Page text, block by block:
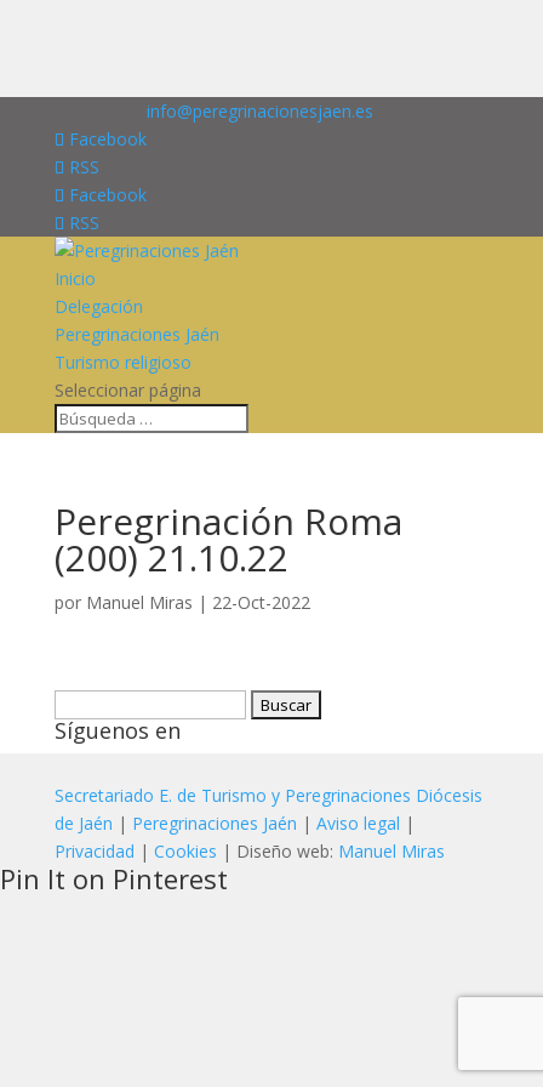
info@peregrinacionesjaen.es
Facebook
RSS
Facebook
RSS
Inicio
Delegación
Peregrinaciones Jaén
Turismo religioso
Seleccionar página
Peregrinación Roma
(200) 21.10.22
por Manuel Miras | 22-Oct-2022
Síguenos en
Secretariado E. de Turismo y Peregrinaciones Diócesis
de Jaén | Peregrinaciones Jaén | Aviso legal |
Privacidad | Cookies | Diseño web: Manuel Miras
Pin It on Pinterest